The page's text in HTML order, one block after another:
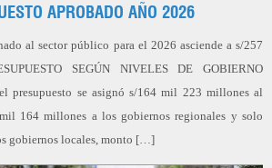
APROBADO AÑO 2026
al sector público para el 2026 asciende a s/257
SEGÚN NIVELES DE GOBIERNO
presupuesto se asignó s/164 mil 223 millones al
164 millones a los gobiernos regionales y solo
gobiernos locales, monto […]